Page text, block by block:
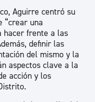
Aguirre centró su
“crear una
hacer frente a las
definir las
del mismo y la
aspectos clave a la
acción y los